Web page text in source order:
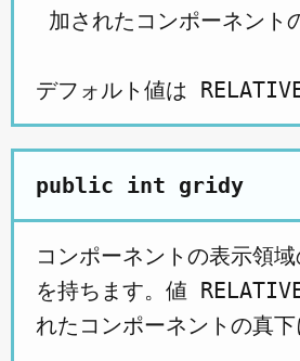
加されたコンポーネント
public int gridy
コンポーネントの表示領
を持ちます。値
れたコンポーネントの真